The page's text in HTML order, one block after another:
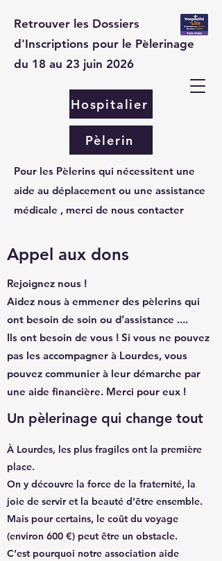
Retrouver les Dossiers
d'Inscriptions pour le Pèlerinage
du 18 au 23 juin 2026
Hospitalier
Pèlerin
Pour les Pèlerins qui nécessitent une
aide au déplacement ou une assistance
médicale , merci de nous contacter
Appel aux dons
Rejoignez nous !
Aidez nous à emmener des pèlerins qui
ont besoin de soin ou d’assistance ....
Ils ont besoin de vous ! Si vous ne pouvez
pas les accompagner à Lourdes, vous
pouvez communier à leur démarche par
une aide financière. Merci pour eux !
Un pèlerinage qui change tout
À Lourdes, les plus fragiles ont la première
place.
On y découvre la force de la fraternité, la
joie de servir et la beauté d’être ensemble.
Mais pour certains, le coût du voyage
(environ 600 €) peut être un obstacle.
C’est pourquoi notre association aide